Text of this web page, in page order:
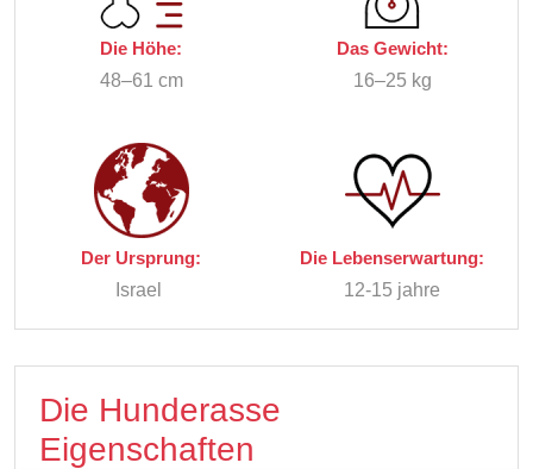
Die Höhe:
48–61 cm
Das Gewicht:
16–25 kg
Der Ursprung:
Israel
Die Lebenserwartung:
12-15 jahre
Die Hunderasse
Eigenschaften